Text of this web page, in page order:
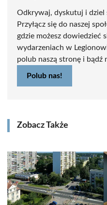
Odkrywaj, dyskutuj i dziel
Przyłącz się do naszej
gdzie możesz dowiedzieć
wydarzeniach w
polub naszą stronę i bądź
Polub nas!
Zobacz Także